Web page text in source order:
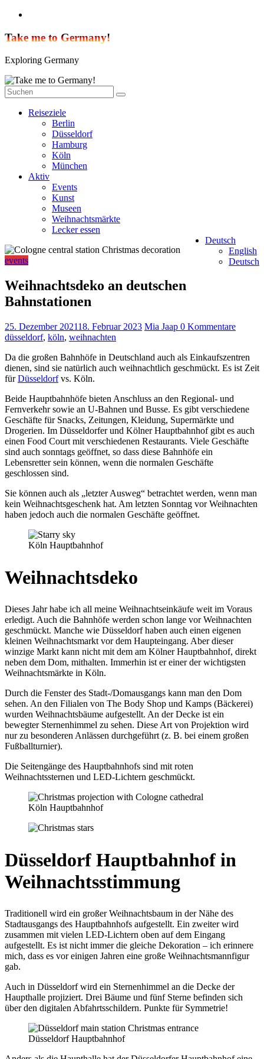
Zum
springen
Take me to Germany!
Exploring Germany
Reiseziele
Berlin
Düsseldorf
Hamburg
Köln
München
Aktiv
Events
Kunst
Museen
Weihnachtsmärkte
Lecker essen
Deutsch
English
Deutsch
events
Weihnachtsdeko an deutschen
Bahnstationen
25. Dezember 202118. Februar 2023 Mia Jaap 0 Kommentare
düsseldorf, köln, weihnachten
Da die großen Bahnhöfe in Deutschland auch als Einkaufszentren
dienen, sind sie natürlich auch weihnachtlich geschmückt. Es ist Zeit
fürDüsseldorfvs. Köln.
Beide Hauptbahnhöfe bieten Anschluss an den Regional- und
Fernverkehr sowie an U-Bahnen und Busse. Es gibt verschiedene
Geschäfte für Snacks, Zeitungen, Kleidung, Supermärkte und
Drogerien. Im Düsseldorfer und Kölner Hauptbahnhof gibt es auch
einen Food Court mit verschiedenen Restaurants. Viele Geschäfte
sind auch sonntags geöffnet, so dass diese Bahnhöfe ein
Lebensretter sein können, wenn die normalen Geschäfte
geschlossen sind.
Sie können auch als „letzter Ausweg“ betrachtet werden, wenn man
kein Weihnachtsgeschenk hat. Am letzten Sonntag vor Weihnachten
haben jedoch auch die normalen Geschäfte geöffnet.
Köln Hauptbahnhof
Weihnachtsdeko
Dieses Jahr habe ich all meine Weihnachtseinkäufe weit im Voraus
erledigt. Auch die Bahnhöfe werden schon lange vor Weihnachten
geschmückt. Manche wie Düsseldorf haben auch einen eigenen
kleinen Weihnachtsmarkt vor dem Haupteingang. Aber dieser
winzige Markt kann nicht mit dem am Kölner Hauptbahnhof, direkt
neben dem Dom, mithalten. Immerhin ist er einer der wichtigsten
Weihnachtsmärkte in Köln.
Durch die Fenster des Stadt-/Domausgangs kann man den Dom
sehen. An den Filialen von The Body Shop und Kamps (Bäckerei)
wurden Weihnachtsbäume aufgestellt. An der Decke ist ein
bewegter Sternenhimmel zu sehen. Diese Art von Projektion wird
nur zu besonderen Anlässen durchgeführt (z. B. bei einem großen
Fußballturnier).
Die Seitengänge des Hauptbahnhofs sind mit roten
Weihnachtssternen und LED-Lichtern geschmückt.
Köln Hauptbahnhof
Düsseldorf Hauptbahnhof in
Weihnachtsstimmung
Traditionell wird ein großer Weihnachtsbaum in der Nähe des
Stadtausgangs des Hauptbahnhofs aufgestellt. Ein zweiter wird
zusammen mit vielen LED-Lichtern oben auf dem Eingang
aufgestellt. Es ist nicht immer die gleiche Dekoration – ich erinnere
mich, dass es vor einigen Jahren eine große Weihnachtsmannfigur
gab.
Auch in Düsseldorf wird ein Sternenhimmel an die Decke der
Haupthalle projiziert. Drei Bäume und fünf Sterne befinden sich
über den digitalen Abfahrtsschildern. Punkte für Symmetrie!
Düsseldorf Hauptbahnhof